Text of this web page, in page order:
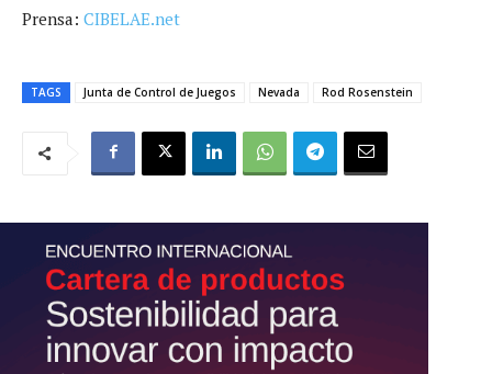
Prensa: CIBELAE.net
TAGS Junta de Control de Juegos Nevada Rod Rosenstein